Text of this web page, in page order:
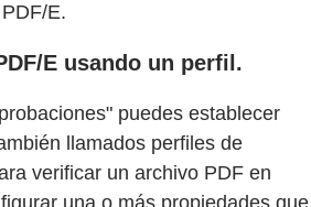
E.
E usando un perfil.
puedes establecer
llamados perfiles de
verificar un archivo PDF en